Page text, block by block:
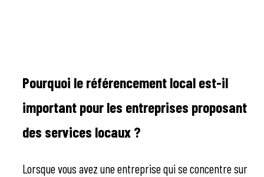
Pourquoi le référencement local est-il
important pour les entreprises proposant
des services locaux ?
Lorsque vous avez une entreprise qui se concentre sur